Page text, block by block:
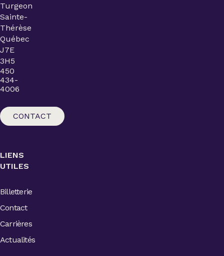
Turgeon
Sainte-
Thérèse
Québec
J7E
3H5
450
434-
4006
CONTACT
LIENS
UTILES
Billetterie
Contact
Carrières
Actualités